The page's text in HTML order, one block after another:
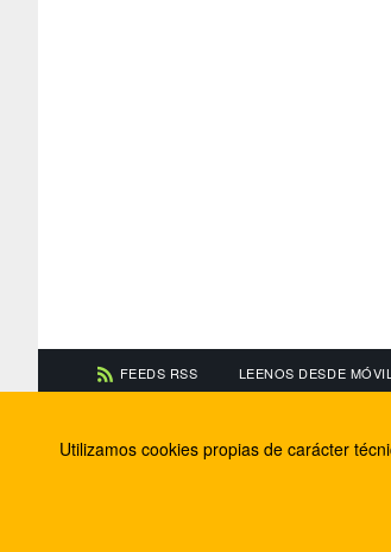
FEEDS RSS LEENOS DESDE
Información de contacto
Utilizamos cookies propias de carácter